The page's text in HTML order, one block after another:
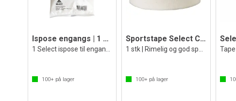
Ispose engangs | 1 stk
100+ på lager
Sportstape Select Coach 38 mm x 9 m
100+ på lager